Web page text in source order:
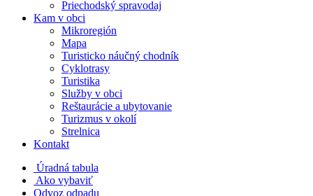
Priechodský spravodaj
Kam v obci
Mikroregión
Mapa
Turisticko náučný chodník
Cyklotrasy
Turistika
Služby v obci
Reštaurácie a ubytovanie
Turizmus v okolí
Strelnica
Kontakt
Úradná tabula
Ako vybaviť
Odvoz odpadu